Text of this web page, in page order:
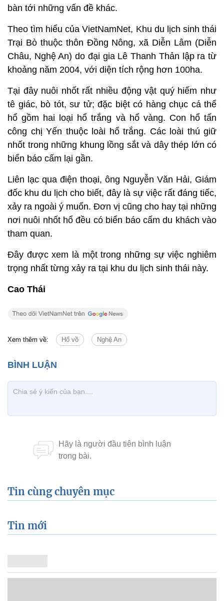
bàn tới những vấn đề khác.
Theo tìm hiểu của VietNamNet, Khu du lịch sinh thái
Trại Bò thuộc thôn Đồng Nông, xã Diễn Lâm (Diễn
Châu, Nghệ An) do đại gia Lê Thanh Thản lập ra từ
khoảng năm 2004, với diện tích rộng hơn 100ha.
Tại đây nuôi nhốt rất nhiều động vật quý hiếm như
tê giác, bò tót, sư tử; đặc biệt có hàng chục cá thể
hổ gồm hai loại hổ trắng và hổ vàng. Con hổ tấn
công chị Yến thuộc loài hổ trắng. Các loài thú giữ
nhốt trong những khung lồng sắt và dây thép lớn có
biển báo cấm lại gần.
Liên lạc qua điện thoại, ông Nguyễn Văn Hải, Giám
đốc khu du lịch cho biết, đây là sự việc rất đáng tiếc,
xảy ra ngoài ý muốn. Đơn vị cũng cho hay tại những
nơi nuôi nhốt hổ đều có biển báo cấm du khách vào
tham quan.
Đây được xem là một trong những sự việc nghiêm
trọng nhất từng xảy ra tại khu du lịch sinh thái này.
Cao Thái
Xem thêm về: Hổ vồ Nghệ An
Tin cùng chuyên mục
Tin mới